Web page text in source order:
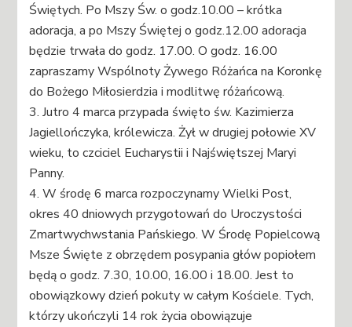
Świętych. Po Mszy Św. o godz.10.00 – krótka
adoracja, a po Mszy Świętej o godz.12.00 adoracja
będzie trwała do godz. 17.00. O godz. 16.00
zapraszamy Wspólnoty Żywego Różańca na Koronkę
do Bożego Miłosierdzia i modlitwę różańcową.
3. Jutro 4 marca przypada święto św. Kazimierza
Jagiellończyka, królewicza. Żył w drugiej połowie XV
wieku, to czciciel Eucharystii i Najświętszej Maryi
Panny.
4. W środę 6 marca rozpoczynamy Wielki Post,
okres 40 dniowych przygotowań do Uroczystości
Zmartwychwstania Pańskiego. W Środę Popielcową
Msze Święte z obrzędem posypania głów popiołem
będą o godz. 7.30, 10.00, 16.00 i 18.00. Jest to
obowiązkowy dzień pokuty w całym Kościele. Tych,
którzy ukończyli 14 rok życia obowiązuje